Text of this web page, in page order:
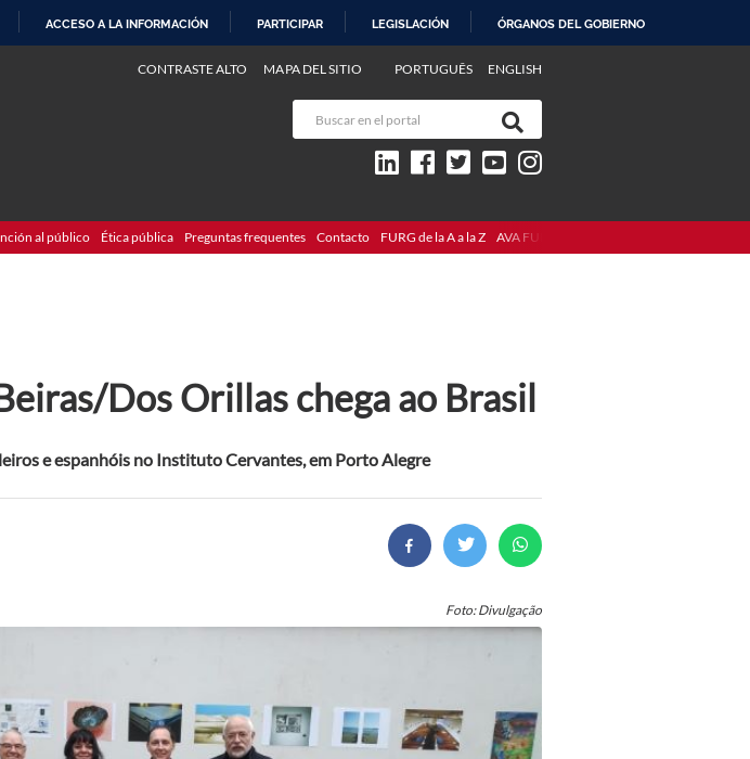
ACCESO A LA INFORMACIÓN PARTICIPAR LEGISLACIÓN ÓRGANOS DEL GOBIERNO
PORTUGUÊS ENGLISH
CONTRASTE ALTO MAPA DEL SITIO
al público Ética pública Preguntas frequentes Contacto FURG de la A a la Z AVA FURG
Dos Orillas chega ao Brasil
e espanhóis no Instituto Cervantes, em Porto Alegre
Foto: Divulgação